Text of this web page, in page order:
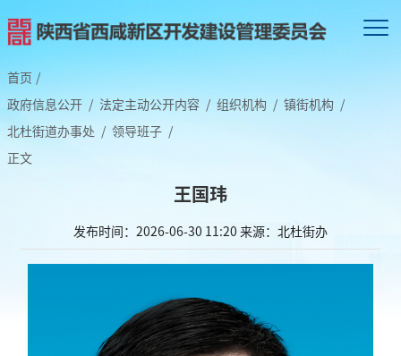
首页 /
政府信息公开 / 法定主动公开内容 / 组织机构 / 镇街机构 /
北杜街道办事处 / 领导班子 /
正文
王国玮
发布时间：2026-06-30 11:20 来源：北杜街办